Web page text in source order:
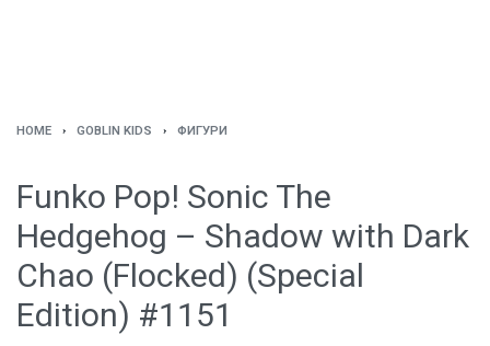
HOME › GOBLIN KIDS › ФИГУРИ
Funko Pop! Sonic The
Hedgehog – Shadow with Dark
Chao (Flocked) (Special
Edition) #1151